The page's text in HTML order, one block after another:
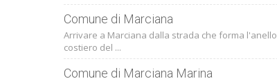
Comune di Marciana
Arrivare a Marciana dalla strada che forma l'anello
costiero del ...
Comune di Marciana Marina